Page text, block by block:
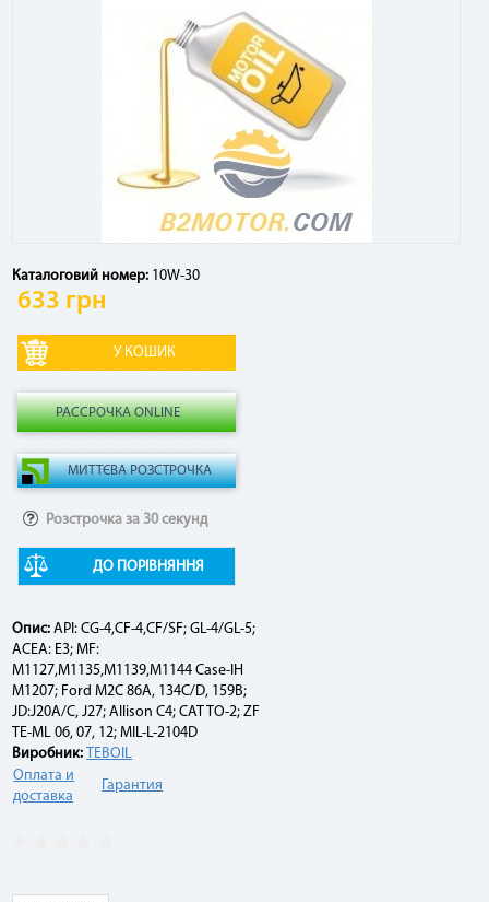
Каталоговий номер: 10W-30
633 грн
РАССРОЧКА ONLINE
Розстрочка за 30 секунд
ДО ПОРІВНЯННЯ
Опис: API: CG-4,CF-4,CF/SF; GL-4/GL-5;
ACEA: E3; MF:
M1127,M1135,M1139,M1144 Case-IH
M1207; Ford M2C 86A, 134C/D, 159B;
JD:J20A/C, J27; Allison C4; CAT TO-2; ZF
TE-ML 06, 07, 12; MIL-L-2104D
Виробник: TEBOIL
Оплата и
доставка
Гарантия
Посмотреть график платежей по сервису и оставшуюся
сумму к погашению, а также досрочно погасить кредит
можно в Приват24, меню «Мои счета» - «Оплата частями»
Есть ли дополнительные комиссии, страховки и т.
Если ежемесячный платеж по сервису списывается в счет
кредитных средств, взимается комиссия 4% от суммы
других комиссий и страховок по сервису нет.
Как рассчитывается комиссия по «Мгновенной
В случае досрочного погашения взимается 2,9% от общей
Например:
Договор по «Мгновенной рассрочке» оформлен на 10
платежей на сумму 10 000 грн. По списанию третьего
этом сумма платежа составит: остаток задолженности (10
000 грн - 3 * 1 000 грн) + комиссия 2,9 % (10 000 грн * 2,9 %) =
7 290 грн.